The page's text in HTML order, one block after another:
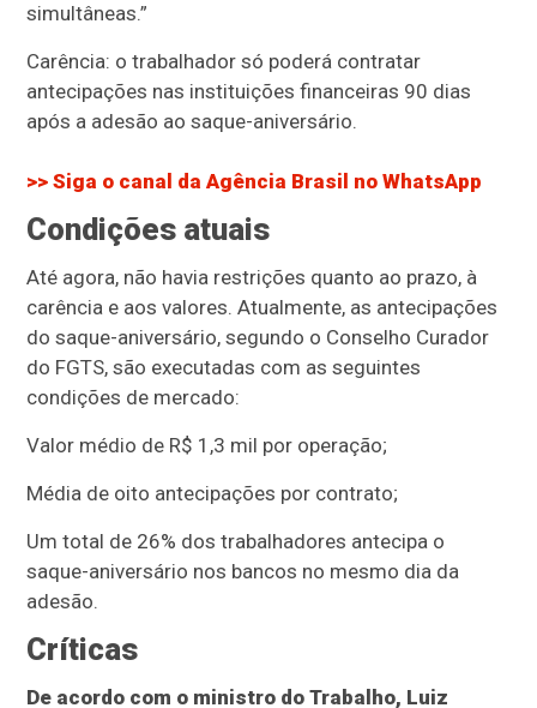
simultâneas.”
Carência: o trabalhador só poderá contratar
antecipações nas instituições financeiras 90 dias
após a adesão ao saque-aniversário.
>> Siga o canal daAgência Brasil no WhatsApp
Condições atuais
Até agora, não havia restrições quanto ao prazo, à
carência e aos valores. Atualmente, as antecipações
do saque-aniversário, segundo o Conselho Curador
do FGTS, são executadas com as seguintes
condições de mercado:
Valor médio de R$ 1,3 mil por operação;
Média de oito antecipações por contrato;
Um total de 26% dos trabalhadores antecipa o
saque-aniversário nos bancos no mesmo dia da
adesão.
Críticas
De acordo com o ministro do Trabalho, Luiz